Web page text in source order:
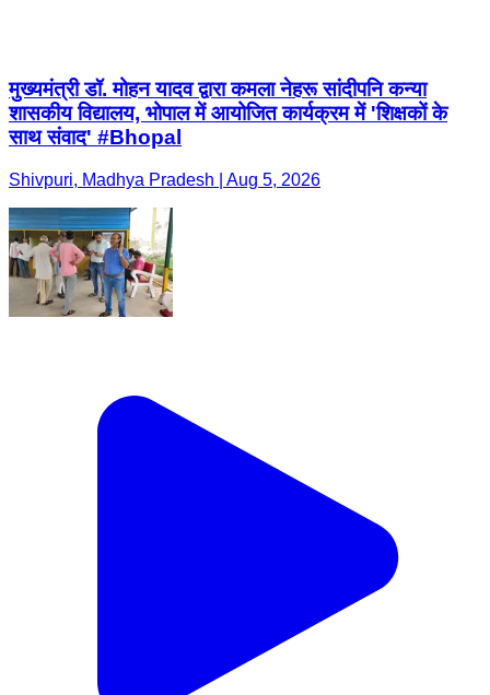
मुख्यमंत्री डॉ. मोहन यादव द्वारा कमला नेहरू सांदीपनि कन्या
शासकीय विद्यालय, भोपाल में आयोजित कार्यक्रम में 'शिक्षकों के
साथ संवाद' #Bhopal
Shivpuri, Madhya Pradesh | Aug 5, 2026